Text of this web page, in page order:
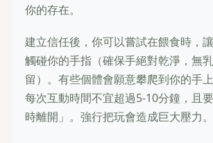
你的存在。
建立信任後，你可以嘗試在餵食時，
觸碰你的手指（確保手絕對乾淨，無
留）。有些個體會願意攀爬到你的手
每次互動時間不宜超過5-10分鐘，且
時離開」。強行把玩會造成巨大壓力。